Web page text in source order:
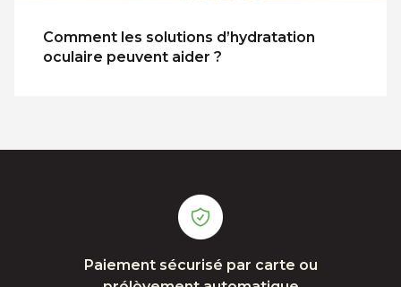
Comment les solutions d’hydratation
oculaire peuvent aider ?
Paiement sécurisé par carte ou